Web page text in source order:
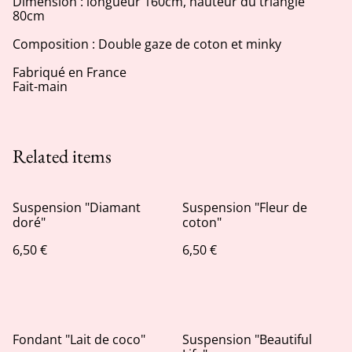
80cm
Composition : Double gaze de coton et minky
Fabriqué en France
Fait-main
Related items
Suspension "Diamant
doré"
6,50 €
Suspension "Fleur de
coton"
6,50 €
Fondant "Lait de coco"
Suspension "Beautiful